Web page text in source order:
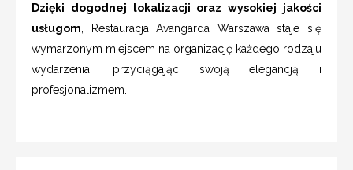
Dzięki dogodnej lokalizacji oraz wysokiej jakości
usługom , Restauracja Avangarda Warszawa staje się
wymarzonym miejscem na organizację każdego rodzaju
wydarzenia, przyciągając swoją elegancją i
profesjonalizmem.